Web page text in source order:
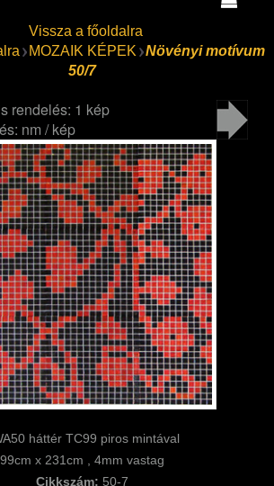
Vissza a főoldalra
MOZAIK KÉPEK
Növényi motívum
50/7
rendelés: 1 kép
nm / kép
háttér TC99 piros mintával
99cm x 231cm , 4mm vastag
Cikkszám: 50-7